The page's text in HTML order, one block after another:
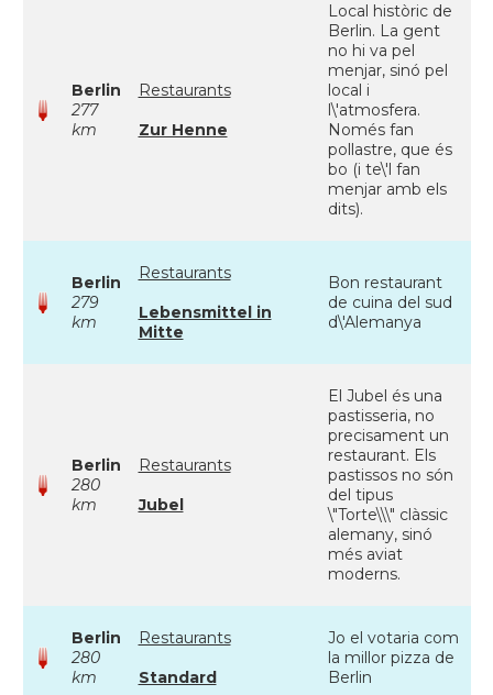
Berlin
277
km
Restaurants
Zur Henne
Local històric de
Berlin. La gent
no hi va pel
menjar, sinó pel
local i
l\'atmosfera.
Només fan
pollastre, que és
bo (i te\'l fan
menjar amb els
dits).
Berlin
279
km
Restaurants
Lebensmittel in
Mitte
Bon restaurant
de cuina del sud
d\'Alemanya
Berlin
280
km
Restaurants
Jubel
El Jubel és una
pastisseria, no
precisament un
restaurant. Els
pastissos no són
del tipus
\"Torte\\\" clàssic
alemany, sinó
més aviat
moderns.
Berlin
280
km
Restaurants
Standard
Jo el votaria com
la millor pizza de
Berlin